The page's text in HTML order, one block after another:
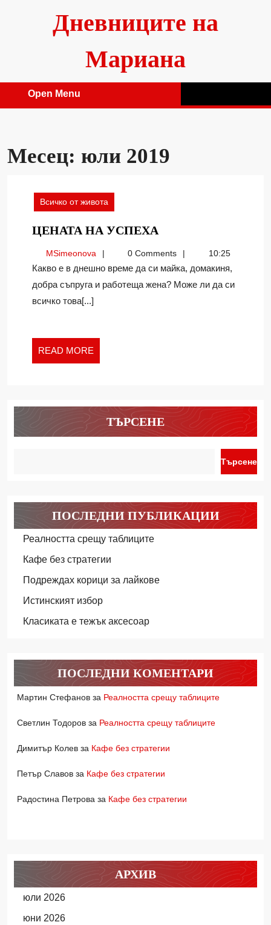
Дневниците на
Мариана
Open Menu
Месец: юли 2019
Всичко от живота
ЦЕНАТА НА УСПЕХА
УСПЕХА
MSimeonovaMSimeonova0 Comments 10:25
Какво е в днешно време да си майка, домакиня,
добра съпруга и работеща жена? Може ли да си
всичко това[...]
READ MORE
MORE
ТЪРСЕНЕ
Търсене
ПОСЛЕДНИ ПУБЛИКАЦИИ
Реалността срещу таблиците
Кафе без стратегии
Подреждах корици за лайкове
Истинският избор
Класиката е тежък аксесоар
ПОСЛЕДНИ КОМЕНТАРИ
Мартин Стефанов за Реалността срещу таблиците
Светлин Тодоров за Реалността срещу таблиците
Димитър Колев за Кафе без стратегии
Петър Славов за Кафе без стратегии
Радостина Петрова за Кафе без стратегии
АРХИВ
юли 2026
юни 2026